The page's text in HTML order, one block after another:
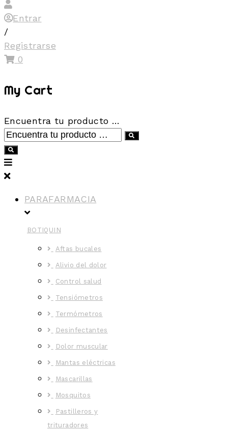
Entrar
/
Registrarse
0
My Cart
Encuentra tu producto …
PARAFARMACIA
BOTIQUIN
Aftas bucales
Alivio del dolor
Control salud
Tensiómetros
Termómetros
Desinfectantes
Dolor muscular
Mantas eléctricas
Mascarillas
Mosquitos
Pastilleros y
trituradores